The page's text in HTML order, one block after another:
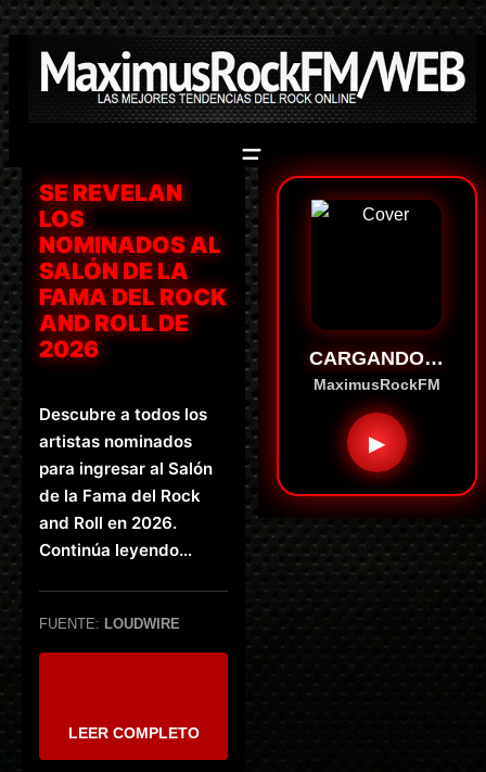
Saltar
al
contenido
SE REVELAN
LOS
NOMINADOS AL
SALÓN DE LA
FAMA DEL ROCK
AND ROLL DE
2026
Descubre a todos los
artistas nominados
para ingresar al Salón
de la Fama del Rock
and Roll en 2026.
Continúa leyendo…
FUENTE: LOUDWIRE
LEER COMPLETO
CARGANDO…
MaximusRockFM
▶